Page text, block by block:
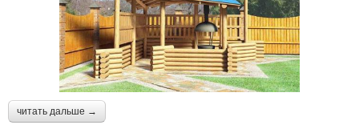
читать дальше →